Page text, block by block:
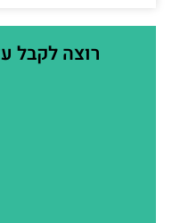
רוצה לקבל